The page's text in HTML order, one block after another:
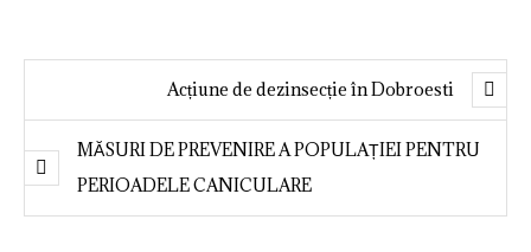
Acțiune de dezinsecție în Dobroesti
MĂSURI DE PREVENIRE A POPULAȚIEI PENTRU
PERIOADELE CANICULARE